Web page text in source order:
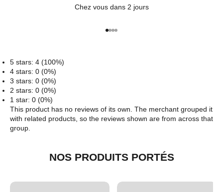
Chez vous dans 2 jours
Aller à l'élément 1
Aller à l'élément 2
Aller à l'élément 3
Aller à l'élément 4
5 stars: 4 (100%)
4 stars: 0 (0%)
3 stars: 0 (0%)
2 stars: 0 (0%)
1 star: 0 (0%)
This product has no reviews of its own. The merchant grouped it
with related products, so the reviews shown are from across that
group.
NOS PRODUITS PORTÉS